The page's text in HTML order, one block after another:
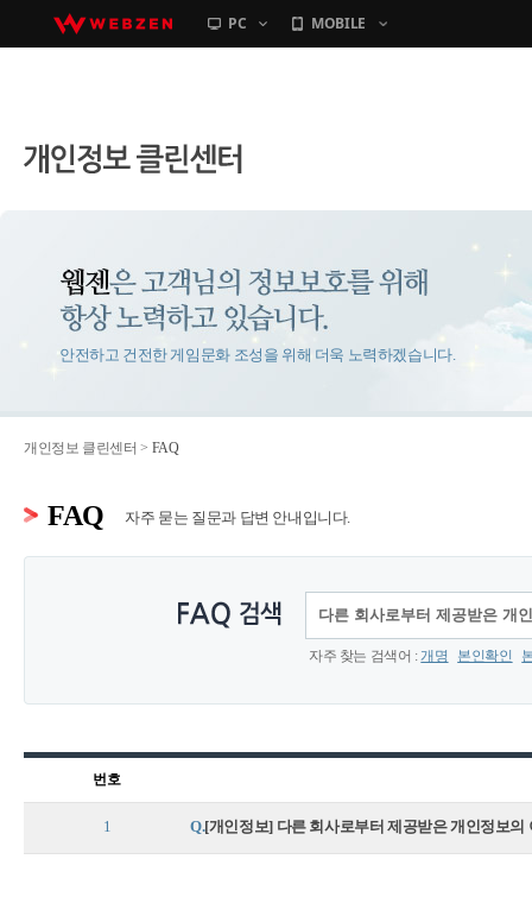
PC MOBILE
안전하고 건전한 게임문화 조성을 위해 더욱 노력하겠습니다.
개인정보 클린센터 > FAQ
FAQ 자주 묻는 질문과 답변 안내입니다.
자주 찾는 검색어 :개명 본인확인
번호
1 Q.[개인정보] 다른 회사로부터 제공받은 개인정보의